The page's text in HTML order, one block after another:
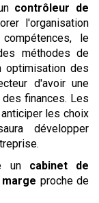
contrôleur de
l'organisation
le
méthodes de
optimisation des
d'avoir une
finances. Les
les choix
développer
un cabinet de
proche de